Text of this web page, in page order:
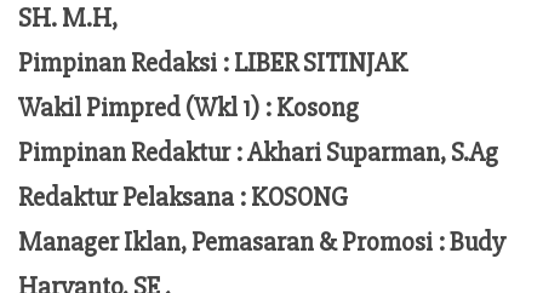
SH. M.H,
Pimpinan Redaksi :LIBER SITINJAK
Wakil Pimpred (Wkl 1) : Kosong
Pimpinan Redaktur :Akhari Suparman, S.Ag
Redaktur Pelaksana :KOSONG
Manager Iklan, Pemasaran & Promosi :Budy